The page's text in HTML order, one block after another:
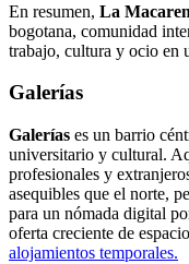
En resumen, La
bogotana, comunidad
trabajo, cultura y ocio en
Galerías
Galerías es un barrio
universitario y cultural.
profesionales y
asequibles que el norte,
para un nómada digital
oferta creciente de
alojamientos temporales.